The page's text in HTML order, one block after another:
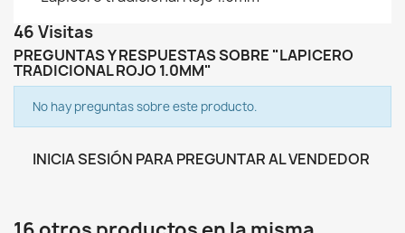
46 Visitas
PREGUNTAS Y RESPUESTAS SOBRE "LAPICERO
TRADICIONAL ROJO 1.0MM"
No hay preguntas sobre este producto.
INICIA SESIÓN PARA PREGUNTAR AL VENDEDOR